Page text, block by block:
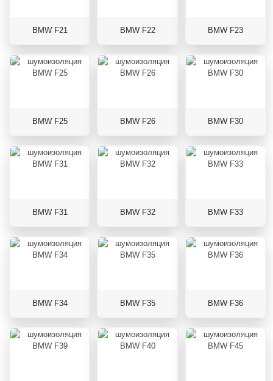
BMW F21 BMW F22 BMW F23
BMW F25 BMW F26 BMW F30
BMW F31 BMW F32 BMW F33
BMW F34 BMW F35 BMW F36